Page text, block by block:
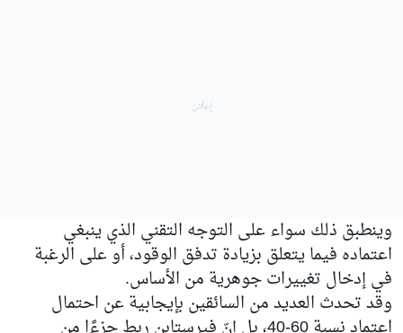
وينطبق ذلك سواء على التوجه التقني الذي ينبغي
اعتماده فيما يتعلق بزيادة تدفق الوقود، أو على الرغبة
في إدخال تغييرات جوهرية من الأساس.
وقد تحدث العديد من السائقين بإيجابية عن احتمال